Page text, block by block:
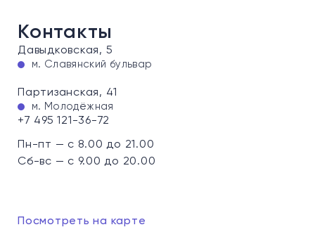
Контакты
Давыдковская, 5
м. Славянский бульвар
Партизанская, 41
м. Молодёжная
+7 495 121-36-72
Пн-пт — с 8.00 до 21.00
Сб-вс — с 9.00 до 20.00
Посмотреть на карте